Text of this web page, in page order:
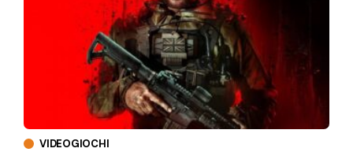
VIDEOGIOCHI